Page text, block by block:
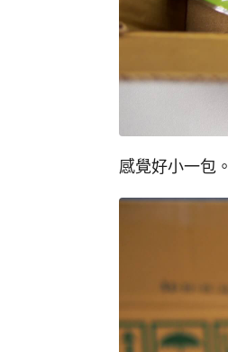
感覺好小一包。